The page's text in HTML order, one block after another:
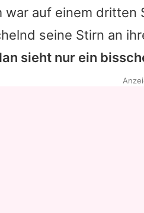
war auf einem dritten
seine Stirn an
sieht nur ein